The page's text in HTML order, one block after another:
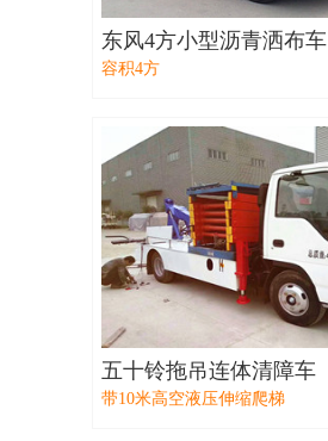
东风4方小型沥青洒布车
容积4方
五十铃拖吊连体清障车
带10米高空液压伸缩爬梯